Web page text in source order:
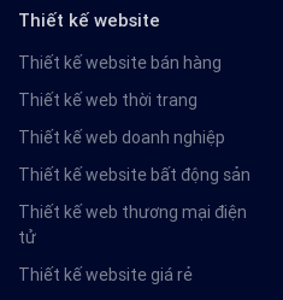
Thiết kế website
Thiết kế website bán hàng
Thiết kế web thời trang
Thiết kế web doanh nghiệp
Thiết kế website bất động sản
Thiết kế web thương mại điện
tử
Thiết kế website giá rẻ